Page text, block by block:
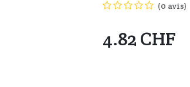
(0 avis)
4.82CHF